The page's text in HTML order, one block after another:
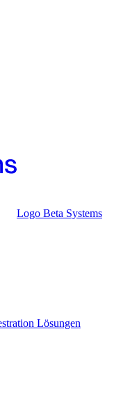
Logo Beta Systems
Lösungen